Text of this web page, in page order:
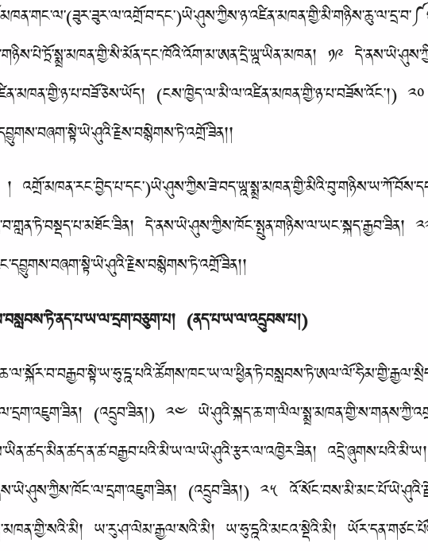
༡༩
(ངས་ཁྱེད་ལ་མི་ལ་འཛིན་མཁན་གྱི་ཉ་པ་བཟོས་འོང་།)
(ནད་པ་ཡ་ལ་འདྲུབས་པ།)
(འདྲུབ་ཟིན།) ༢༤
(འདྲུབ་ཟིན།) ༢༥
ཡ་རུ་ཤ་ལེམ་རྒྱལ་སའི་མི། ཡ་ཧུ་དྰའི་མངའ་སྡེའི་མི།